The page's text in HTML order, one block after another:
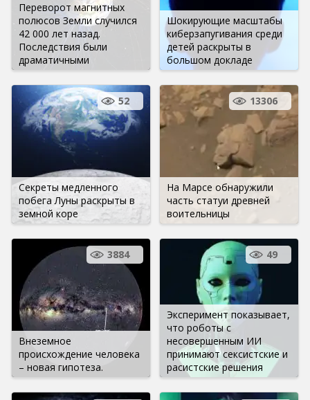
Переворот магнитных
полюсов Земли случился
42 000 лет назад.
Последствия были
драматичными
Шокирующие масштабы
киберзапугивания среди
детей раскрыты в
большом докладе
Секреты медленного
побега Луны раскрыты в
земной коре
52
На Марсе обнаружили
часть статуи древней
воительницы
13306
Внеземное
происхождение человека
– новая гипотеза.
3884
Эксперимент показывает,
что роботы с
несовершенным ИИ
принимают сексистские и
расистские решения
49